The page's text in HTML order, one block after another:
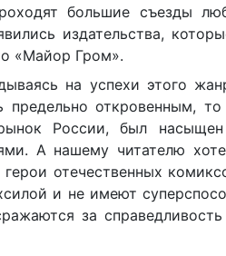
большие съезды
издательства,
«Майор Гром».
на успехи этого
откровенным, то
России, был насыщен
А нашему читателю
отечественных
и не имеют
за